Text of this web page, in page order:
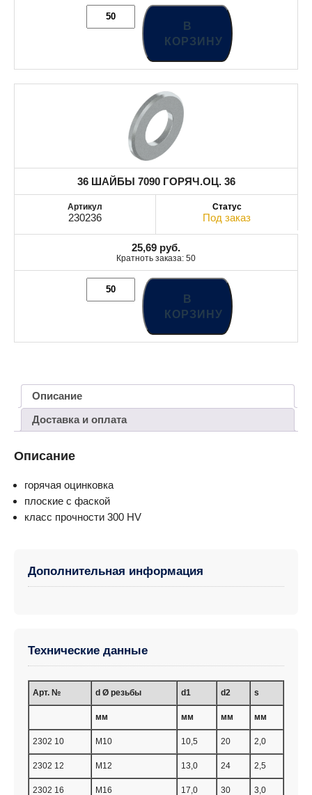
В
КОРЗИНУ
36 ШАЙБЫ 7090 ГОРЯЧ.ОЦ. 36
230236 Под заказ
25,69 руб.
Кратноть заказа: 50
В
КОРЗИНУ
Описание
Доставка и оплата
Описание
горячая оцинковка
плоские с фаской
класс прочности 300 HV
Дополнительная информация
Технические данные
Арт. № d Ø резьбы d1 d2 s
мм мм мм мм
2302 10 M10 10,5 20 2,0
2302 12 M12 13,0 24 2,5
2302 16 M16 17,0 30 3,0